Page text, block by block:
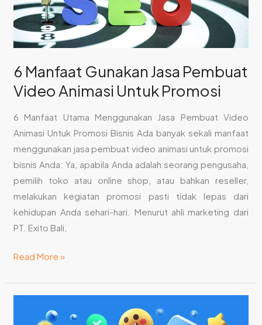
6 Manfaat Gunakan Jasa Pembuat
Video Animasi Untuk Promosi
6 Manfaat Utama Menggunakan Jasa Pembuat Video
Animasi Untuk Promosi Bisnis Ada banyak sekali manfaat
menggunakan jasa pembuat video animasi untuk promosi
bisnis Anda. Ya, apabila Anda adalah seorang pengusaha,
pemilih toko atau online shop, atau bahkan reseller,
melakukan kegiatan promosi pasti tidak lepas dari
kehidupan Anda sehari-hari. Menurut ahli marketing dari
PT. Exito Bali,
Untuk
Promosi
Read More »
Membuat